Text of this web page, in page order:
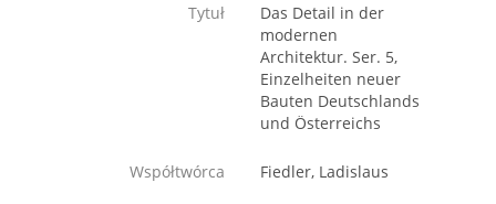
Tytuł
Das Detail in der
modernen
Architektur. Ser. 5,
Einzelheiten neuer
Bauten Deutschlands
und Österreichs
Współtwórca Fiedler, Ladislaus